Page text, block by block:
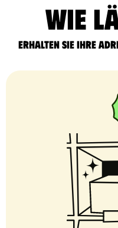
Wie
Erhalten Sie Ihre